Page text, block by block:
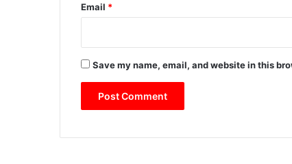
Email *
Save my name, email, and website in this